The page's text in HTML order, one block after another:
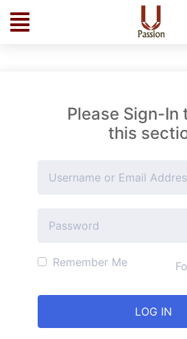
Please Sign-In
this
Remember Me